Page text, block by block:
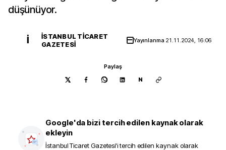
düşünüyor.
İ
İSTANBUL TICARET
GAZETESI
Yayınlanma 21.11.2024, 16:06
Paylaş
N
Google'da bizi tercih edilen kaynak olarak
ekleyin
İstanbul Ticaret Gazetesi'i tercih edilen kaynak olarak